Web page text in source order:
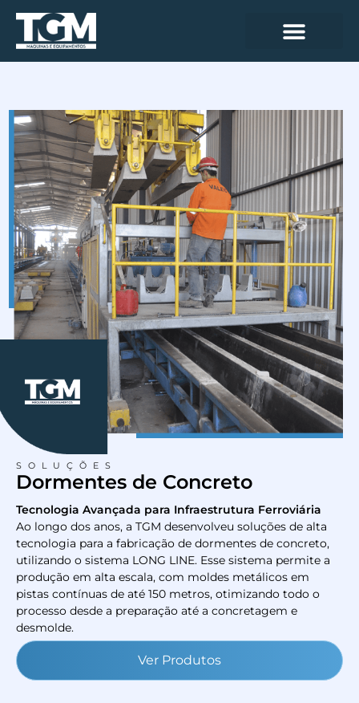
SOLUÇÕES
Dormentes de Concreto
Tecnologia Avançada para Infraestrutura Ferroviária
Ao longo dos anos, a TGM desenvolveu soluções de alta
tecnologia para a fabricação de dormentes de concreto,
utilizando o sistema LONG LINE. Esse sistema permite a
produção em alta escala, com moldes metálicos em
pistas contínuas de até 150 metros, otimizando todo o
processo desde a preparação até a concretagem e
desmolde.
Ver Produtos